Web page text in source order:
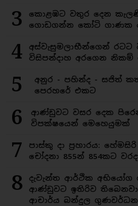
3
කොළඹට වතුර දෙන
ගොඩගන්න කෝටි ගාණක
4
අස්වැසුමලාභීන්ගෙන් රටට
විසිපන්දාහ අරගෙන නිකම්
5
අනුර - පහින්ද - සජිත්
පෙරහරේ එකට
6
ආණ්ඩුවට වසර දෙක
විපක්ෂයෙන් මෙහෙයුමක්
7
පාස්කු දා ප්‍රහාරය:
චෝදනා 855න් 854කට
8
දැවැන්ත ආර්ථික අභියෝග
ආණ්ඩුවට ඉතිරිව
ආචාර්ය බන්දුල ගුණවර්ධන